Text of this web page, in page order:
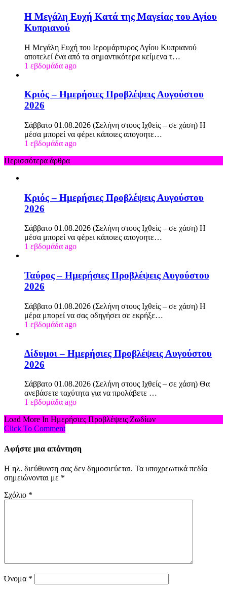
Η Μεγάλη Ευχή Κατά της Μαγείας του Αγίου
Κυπριανού
Η Μεγάλη Ευχή του Ιερομάρτυρος Αγίου Κυπριανού
αποτελεί ένα από τα σημαντικότερα κείμενα τ…
1 εβδομάδα ago
Κριός – Ημερήσιες Προβλέψεις Αυγούστου
2026
Σάββατο 01.08.2026 (Σελήνη στους Ιχθείς – σε χάση) Η
μέσα μπορεί να φέρει κάποιες απογοητε…
1 εβδομάδα ago
Περισσότερα άρθρα
Κριός – Ημερήσιες Προβλέψεις Αυγούστου
2026
Σάββατο 01.08.2026 (Σελήνη στους Ιχθείς – σε χάση) Η
μέσα μπορεί να φέρει κάποιες απογοητε…
1 εβδομάδα ago
Ταύρος – Ημερήσιες Προβλέψεις Αυγούστου
2026
Σάββατο 01.08.2026 (Σελήνη στους Ιχθείς – σε χάση) Η
μέρα μπορεί να σας οδηγήσει σε εκρήξε…
1 εβδομάδα ago
Δίδυμοι – Ημερήσιες Προβλέψεις Αυγούστου
2026
Σάββατο 01.08.2026 (Σελήνη στους Ιχθείς – σε χάση) Θα
ανεβάσετε ταχύτητα για να προλάβετε …
1 εβδομάδα ago
Load More In Ημερήσιες Προβλέψεις Ζωδίων
Click To Comment
Αφήστε μια απάντηση
Η ηλ. διεύθυνση σας δεν δημοσιεύεται. Τα υποχρεωτικά πεδία
σημειώνονται με *
Σχόλιο *
Όνομα *